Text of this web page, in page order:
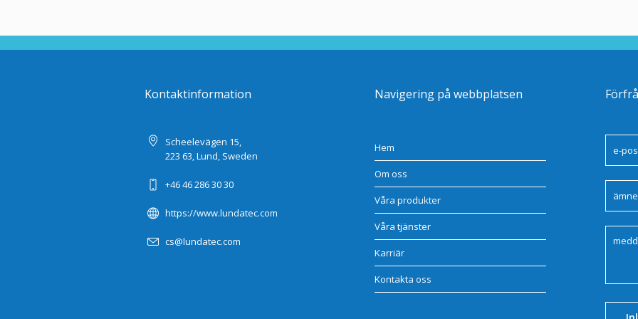
Kontaktinformation
Scheelevägen 15,
223 63, Lund, Sweden
+46 46 286 30 30
https://www.lundatec.com
cs@lundatec.com
Navigering på webbplatsen
Hem
Om oss
Våra produkter
Våra tjänster
Karriär
Kontakta oss